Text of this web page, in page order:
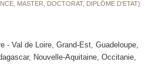
MASTER, DOCTORAT, DIPLÔME D'ETAT)
- Val de Loire, Grand-Est, Guadeloupe,
Nouvelle-Aquitaine, Occitanie,